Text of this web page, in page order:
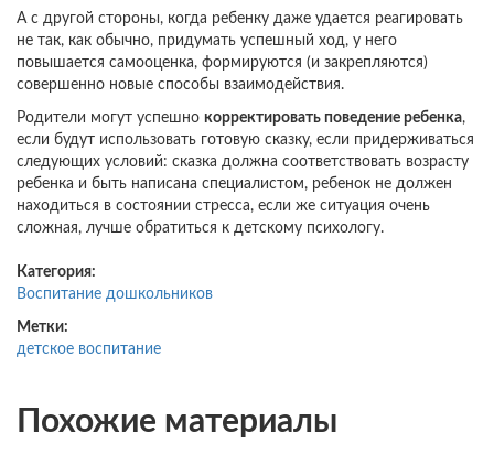
А с другой стороны, когда ребенку даже удается реагировать
не так, как обычно, придумать успешный ход, у него
повышается самооценка, формируются (и закрепляются)
совершенно новые способы взаимодействия.
Родители могут успешно корректировать поведение ребенка,
если будут использовать готовую сказку, если придерживаться
следующих условий: сказка должна соответствовать возрасту
ребенка и быть написана специалистом, ребенок не должен
находиться в состоянии стресса, если же ситуация очень
сложная, лучше обратиться к детскому психологу.
Категория:
Воспитание дошкольников
Метки:
детское воспитание
Похожие материалы